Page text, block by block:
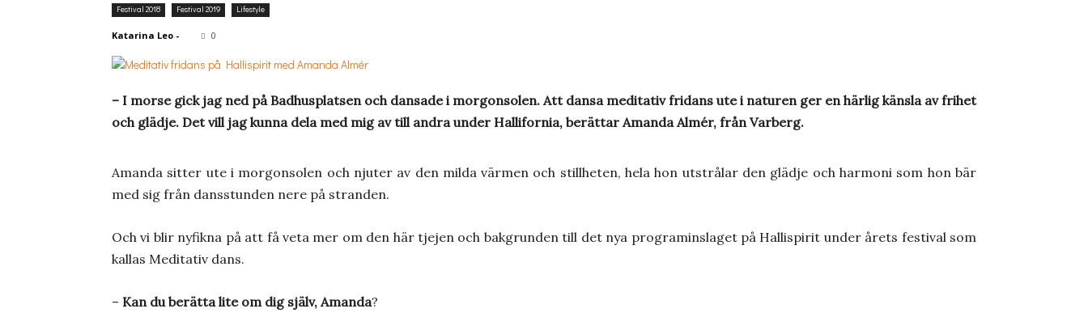
Festival 2018 Festival 2019 Lifestyle
Katarina Leo - 0
– I morse gick jag ned på Badhusplatsen och dansade i morgonsolen. Att dansa meditativ fridans ute i naturen ger en härlig känsla av frihet
och glädje. Det vill jag kunna dela med mig av till andra under Hallifornia, berättar Amanda Almér, från Varberg.
Amanda sitter ute i morgonsolen och njuter av den milda värmen och stillheten, hela hon utstrålar den glädje och harmoni som hon bär
med sig från dansstunden nere på stranden.
Och vi blir nyfikna på att få veta mer om den här tjejen och bakgrunden till det nya programinslaget på Hallispirit under årets festival som
kallas Meditativ dans.
­– Kan du berätta lite om dig själv, Amanda?